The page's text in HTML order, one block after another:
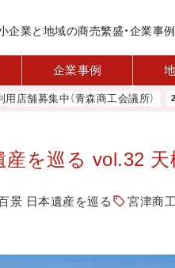
企業と地域の商売繁盛・企業事例
企業事例
（青森商工会議所） 山中伸弥
を巡る vol.32 天
景 日本遺産を巡る 宮津商